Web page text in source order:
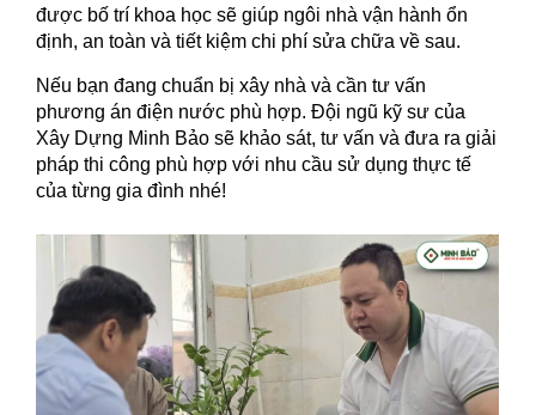
được bố trí khoa học sẽ giúp ngôi nhà vận hành ổn
định, an toàn và tiết kiệm chi phí sửa chữa về sau.
Nếu bạn đang chuẩn bị xây nhà và cần tư vấn
phương án điện nước phù hợp. Đội ngũ kỹ sư của
Xây Dựng Minh Bảo sẽ khảo sát, tư vấn và đưa ra giải
pháp thi công phù hợp với nhu cầu sử dụng thực tế
của từng gia đình nhé!